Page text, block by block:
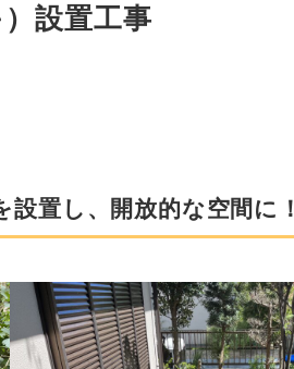
設置工事
置し、開放的な空間に！